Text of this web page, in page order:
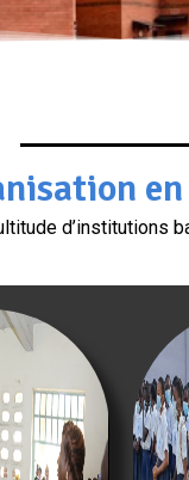
d’institutions